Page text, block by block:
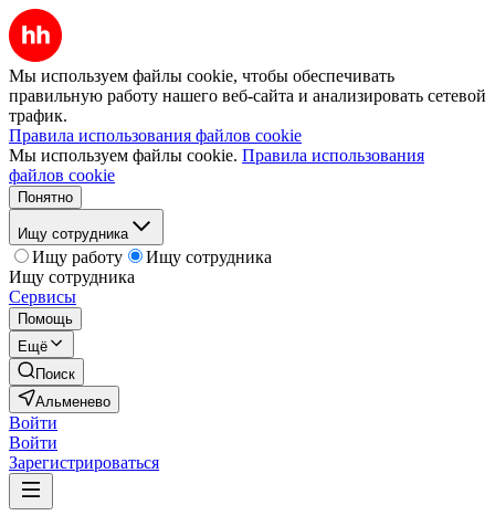
Мы используем файлы cookie, чтобы обеспечивать
правильную работу нашего веб-сайта и анализировать сетевой
трафик.
Правила использования файлов cookie
Мы используем файлы cookie. Правила использования
файлов cookie
Понятно
Ищу сотрудника
Ищу работу
Ищу сотрудника
Ищу сотрудника
Сервисы
Помощь
Ещё
Поиск
Альменево
Войти
Войти
Зарегистрироваться